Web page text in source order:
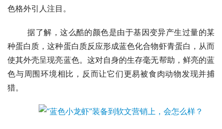
色格外引人注目。
	据了解，这么酷的颜色是由于基因变异产生过量的某
种蛋白质，这种蛋白质反应形成蓝色化合物虾青蛋白，从而
使其外壳呈现亮蓝色。这对自身的生存毫无帮助，鲜亮的蓝
色与周围环境相比，反而让它们更易被食肉动物发现并捕
猎。